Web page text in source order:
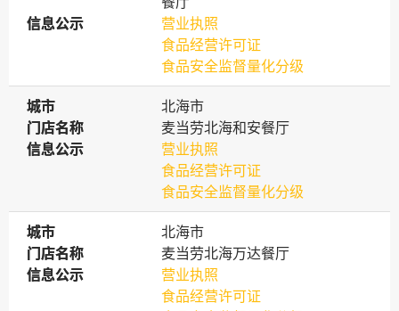
信息公示
信息公示
营业执照
食品经营许可证
食品安全监督量化分级
城市
城市
北海市
门店名称
门店名称
麦当劳北海和安餐厅
信息公示
信息公示
营业执照
食品经营许可证
食品安全监督量化分级
城市
城市
北海市
门店名称
门店名称
麦当劳北海万达餐厅
信息公示
信息公示
营业执照
食品经营许可证